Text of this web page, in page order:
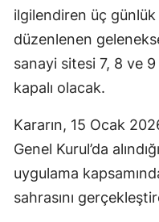
ilgilendiren üç günlük
düzenlenen
sanayi sitesi 7, 8 ve
kapalı olacak.
Kararın, 15 Ocak
Genel Kurul’da
uygulama
sahrasını